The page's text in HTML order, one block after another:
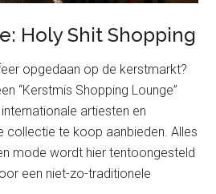
Holy Shit Shopping
opgedaan op de kerstmarkt?
“Kerstmis Shopping Lounge”
artiesten en
collectie te koop aanbieden. Alles
mode wordt hier tentoongesteld
een niet-zo-traditionele